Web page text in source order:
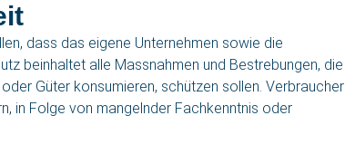
dass das eigene Unternehmen sowie die
beinhaltet alle Massnahmen und Bestrebungen, die
Güter konsumieren, schützen sollen. Verbraucher
in Folge von mangelnder Fachkenntnis oder